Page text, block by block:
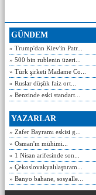
GÜNDEM
» Trump'dan Kiev'in Patr...
» 500 bin rublenin üzeri...
» Türk şirketi Madame Co...
» Ruslar düşük faiz ort...
» Benzinde eski standart...
YAZARLAR
» Zafer Bayramı eskisi g...
» Osman'ın mühimi...
» 1 Nisan arifesinde son...
» Çekoslovakyalılaştıram...
» Banyo bahane, sosyalle...